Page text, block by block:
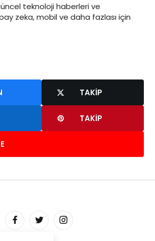
teknoloji haberleri ve
zeka, mobil ve daha fazlası için
TAKIP
TAKIP